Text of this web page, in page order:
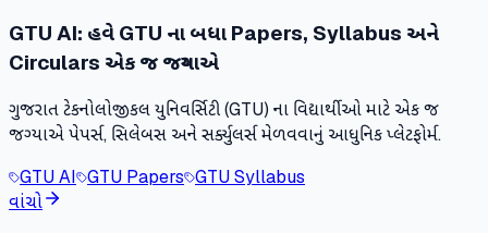
GTU AI: હવે GTU ના બધા Papers, Syllabus અને
Circulars એક જ જગ્યાએ
ગુજરાત ટેકનોલોજીકલ યુનિવર્સિટી (GTU) ના વિદ્યાર્થીઓ માટે એક જ
જગ્યાએ પેપર્સ, સિલેબસ અને સર્ક્યુલર્સ મેળવવાનું આધુનિક પ્લેટફોર્મ.
GTU AI GTU Papers GTU Syllabus
વાંચો